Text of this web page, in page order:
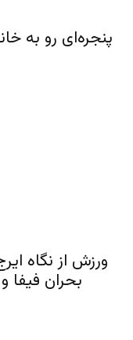
پنجره‌ای رو به
ورزش از نگاه
بحران فیفا و مهاجرت